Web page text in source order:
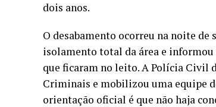
dois anos.
O desabamento ocorreu na noite de
isolamento total da área e informou
que ficaram no leito. A Polícia Civil
Criminais e mobilizou uma equipe
orientação oficial é que não haja